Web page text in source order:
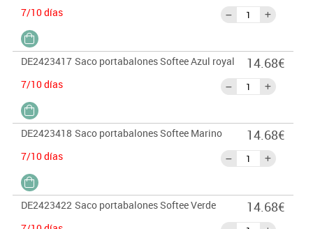
7/10 días
DE2423417 Saco portabalones Softee Azul royal
7/10 días
14.68€
DE2423418 Saco portabalones Softee Marino
7/10 días
14.68€
DE2423422 Saco portabalones Softee Verde
14.68€